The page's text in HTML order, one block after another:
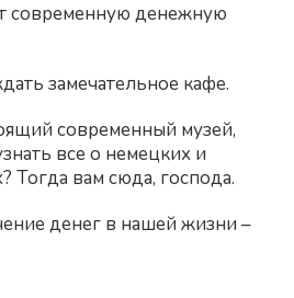
современную денежную
замечательное кафе.
современный музей,
все о немецких и
Тогда вам сюда, господа.
денег в нашей жизни –